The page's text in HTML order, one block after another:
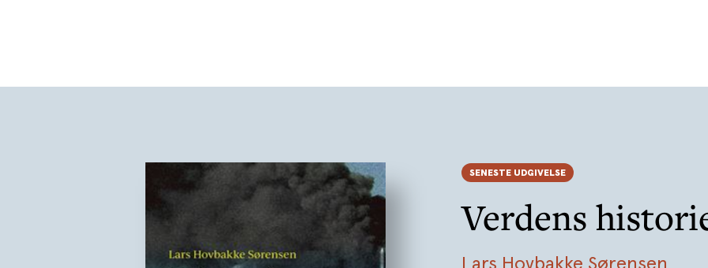
SENESTE UDGIVELSE
Verdens
Lars Hovbakke Sørensen